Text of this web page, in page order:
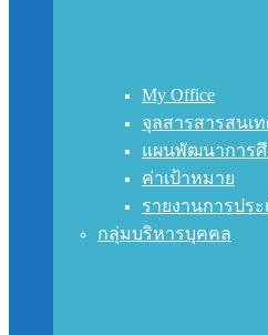
My Office
จุลสารสารสนเ
แผนพัฒนาการ
ค่าเป้าหมาย
รายงานการประ
กลุ่มบริหารบุคคล